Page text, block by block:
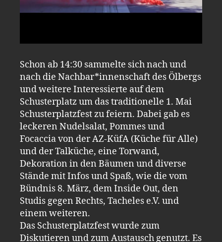
Schon ab 14:30 sammelte sich nach und
nach die Nachbar*innenschaft des Ölbergs
und weitere Interessierte auf dem
Schusterplatz um das traditionelle 1. Mai
Schusterplatzfest zu feiern. Dabei gab es
leckeren Nudelsalat, Pommes und
Focaccia von der AZ-KüfA (Küche für Alle)
und der Talküche, eine Torwand,
Dekoration in den Bäumen und diverse
Stände mit Infos und Spaß, wie die vom
Bündnis 8. März, dem Inside Out, den
Studis gegen Rechts, Tacheles e.V. und
einem weiteren.
Das Schusterplatzfest wurde zum
Diskutieren und zum Austausch genutzt. Es